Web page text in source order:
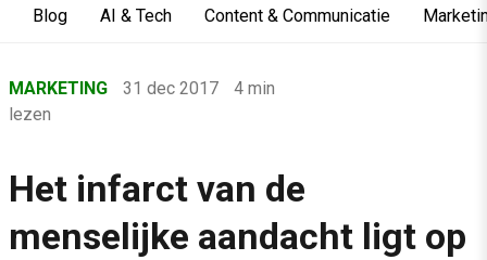
Blog AI & Tech Content & Communicatie
›
Marketing
›
MARKETING 31 dec 2017
4 min
lezen
Het infarct van de
menselijke aandacht ligt op